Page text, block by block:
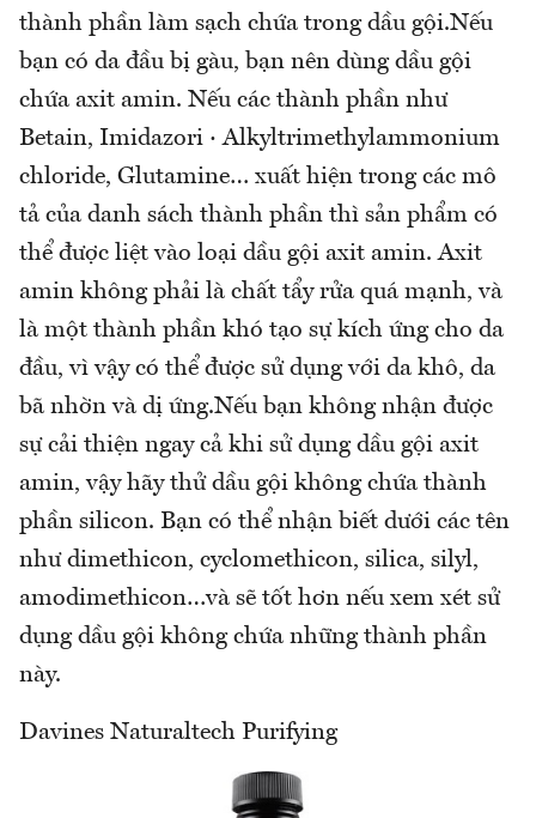
thành phần làm sạch chứa trong dầu gội.Nếu
bạn có da đầu bị gàu, bạn nên dùng dầu gội
chứa axit amin. Nếu các thành phần như
Betain, Imidazori · Alkyltrimethylammonium
chloride, Glutamine… xuất hiện trong các mô
tả của danh sách thành phần thì sản phẩm có
thể được liệt vào loại dầu gội axit amin. Axit
amin không phải là chất tẩy rửa quá mạnh, và
là một thành phần khó tạo sự kích ứng cho da
đầu, vì vậy có thể được sử dụng với da khô, da
bã nhờn và dị ứng.Nếu bạn không nhận được
sự cải thiện ngay cả khi sử dụng dầu gội axit
amin, vậy hãy thử dầu gội không chứa thành
phần silicon. Bạn có thể nhận biết dưới các tên
như dimethicon, cyclomethicon, silica, silyl,
amodimethicon…và sẽ tốt hơn nếu xem xét sử
dụng dầu gội không chứa những thành phần
này.
Davines Naturaltech Purifying